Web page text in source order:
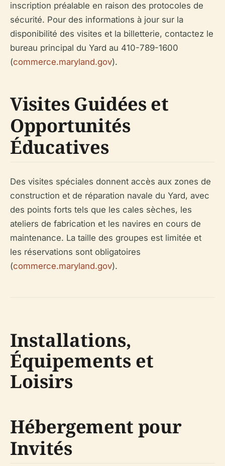
inscription préalable en raison des protocoles de
sécurité. Pour des informations à jour sur la
disponibilité des visites et la billetterie, contactez le
bureau principal du Yard au 410-789-1600
(commerce.maryland.gov).
Visites Guidées et
Opportunités
Éducatives
Des visites spéciales donnent accès aux zones de
construction et de réparation navale du Yard, avec
des points forts tels que les cales sèches, les
ateliers de fabrication et les navires en cours de
maintenance. La taille des groupes est limitée et
les réservations sont obligatoires
(commerce.maryland.gov).
Installations,
Équipements et
Loisirs
Hébergement pour
Invités